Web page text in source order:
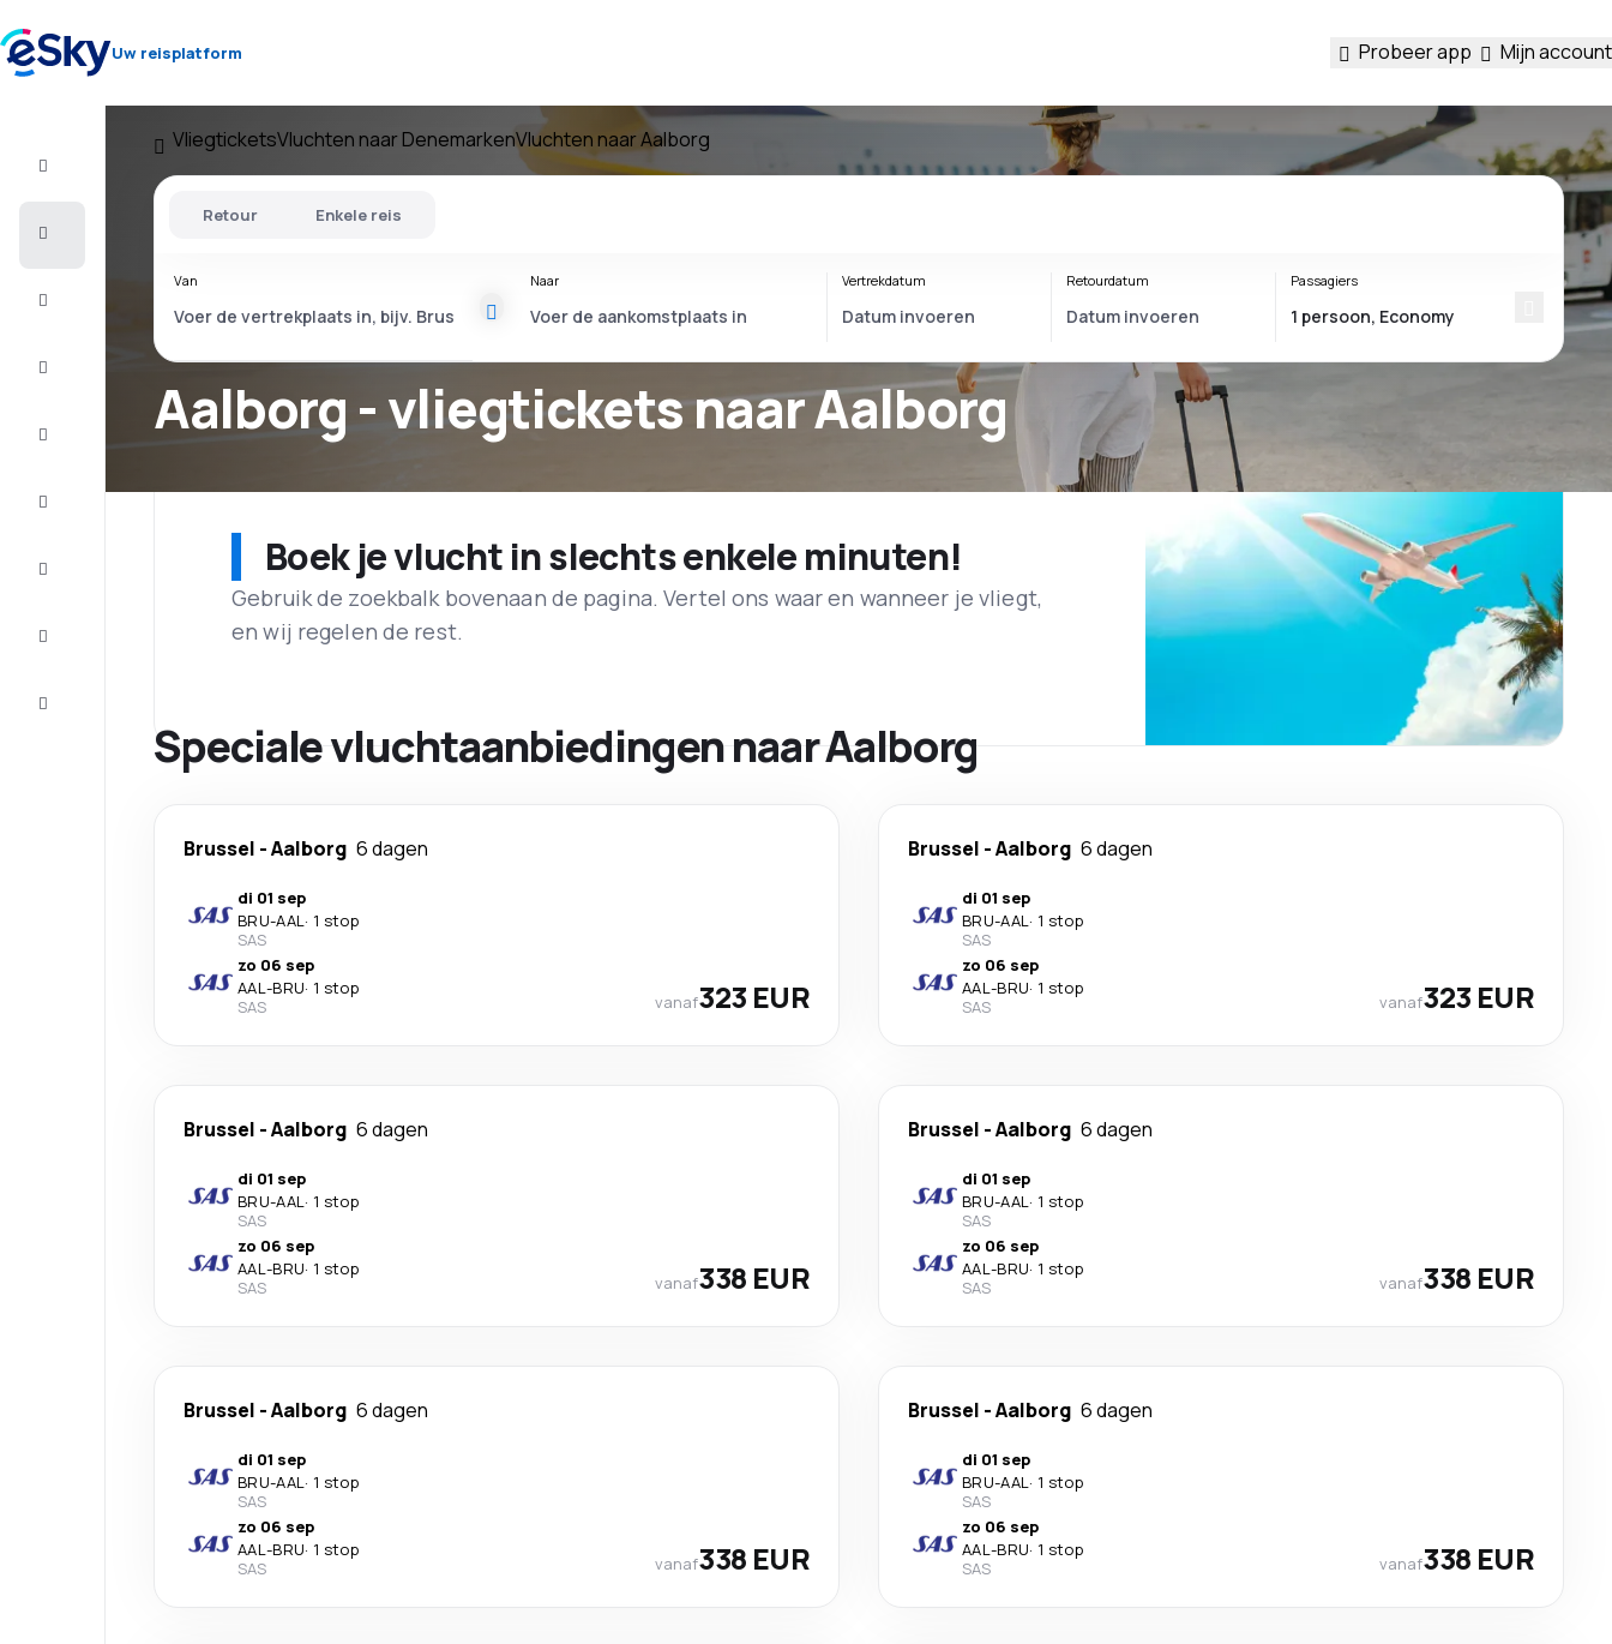
Uw reisplatform Probeer app Mijn account
VliegticketsVluchten naar DenemarkenVluchten naar Aalborg
Aalborg - vliegtickets naar Aalborg
Retour Enkele reis
Van Naar Vertrekdatum Retourdatum Passagiers
Boek je vlucht in slechts enkele minuten!
Gebruik de zoekbalk bovenaan de pagina. Vertel ons waar en wanneer je vliegt,
en wij regelen de rest.
Speciale vluchtaanbiedingen naar Aalborg
Brussel -Aalborg 6 dagen
di 01 sep
BRU-AAL· 1 stop
SAS
zo 06 sep
AAL-BRU· 1 stop
SAS
vanaf323 EUR
Brussel -Aalborg 6 dagen
di 01 sep
BRU-AAL· 1 stop
SAS
zo 06 sep
AAL-BRU· 1 stop
SAS
vanaf323 EUR
Brussel -Aalborg 6 dagen
di 01 sep
BRU-AAL· 1 stop
SAS
zo 06 sep
AAL-BRU· 1 stop
SAS
vanaf338 EUR
Brussel -Aalborg 6 dagen
di 01 sep
BRU-AAL· 1 stop
SAS
zo 06 sep
AAL-BRU· 1 stop
SAS
vanaf338 EUR
Brussel -Aalborg 6 dagen
di 01 sep
BRU-AAL· 1 stop
SAS
zo 06 sep
AAL-BRU· 1 stop
SAS
vanaf338 EUR
Brussel -Aalborg 6 dagen
di 01 sep
BRU-AAL· 1 stop
SAS
zo 06 sep
AAL-BRU· 1 stop
SAS
vanaf338 EUR